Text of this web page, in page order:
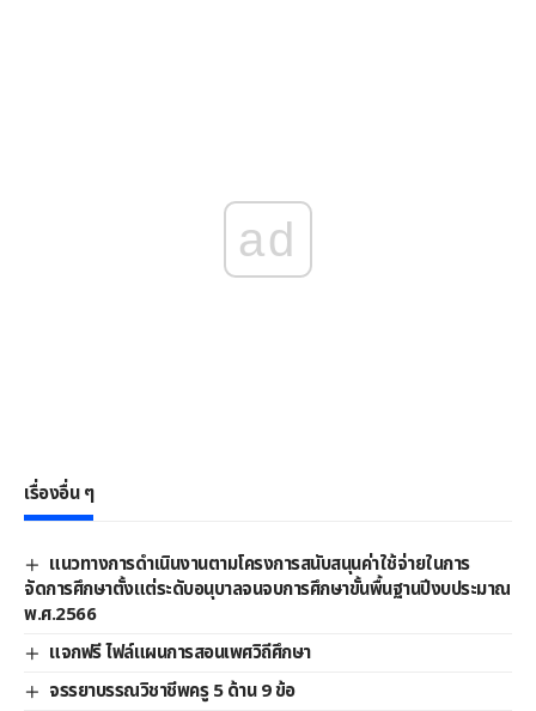
ad
เรื่องอื่น ๆ
แนวทางการดําเนินงานตามโครงการสนับสนุนค่าใช้จ่ายในการ
จัดการศึกษาตั้งแต่ระดับอนุบาลจนจบการศึกษาขั้นพื้นฐานปีงบประมาณ
พ.ศ.2566
แจกฟรี ไฟล์แผนการสอนเพศวิถีศึกษา
จรรยาบรรณวิชาชีพครู 5 ด้าน 9 ข้อ